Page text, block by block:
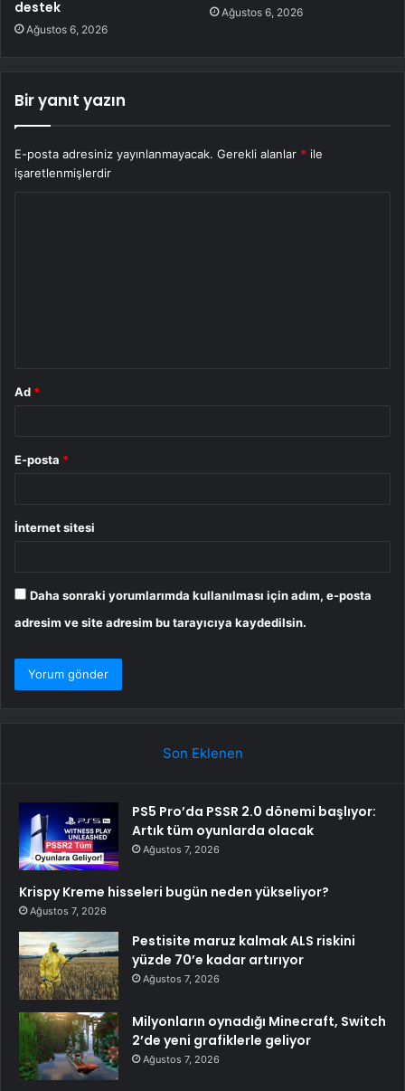
destek
Ağustos 6, 2026
Ağustos 6, 2026
Bir yanıt yazın
E-posta adresiniz yayınlanmayacak. Gerekli alanlar * ile
işaretlenmişlerdir
Ad *
E-posta *
İnternet sitesi
Daha sonraki yorumlarımda kullanılması için adım, e-posta
adresim ve site adresim bu tarayıcıya kaydedilsin.
Son Eklenen
PS5 Pro’da PSSR 2.0 dönemi başlıyor:
Artık tüm oyunlarda olacak
Ağustos 7, 2026
Krispy Kreme hisseleri bugün neden yükseliyor?
Ağustos 7, 2026
Pestisite maruz kalmak ALS riskini
yüzde 70’e kadar artırıyor
Ağustos 7, 2026
Milyonların oynadığı Minecraft, Switch
2’de yeni grafiklerle geliyor
Ağustos 7, 2026